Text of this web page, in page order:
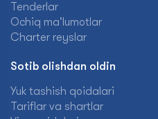
Tenderlar
Ochiq ma'lumotlar
Charter reyslar
Sotib olishdan oldin
Yuk tashish qoidalari
Tariflar va shartlar